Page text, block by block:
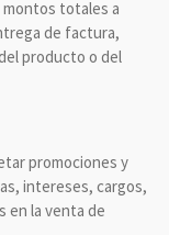
totales a
de factura,
producto o del
promociones y
intereses, cargos,
en la venta de